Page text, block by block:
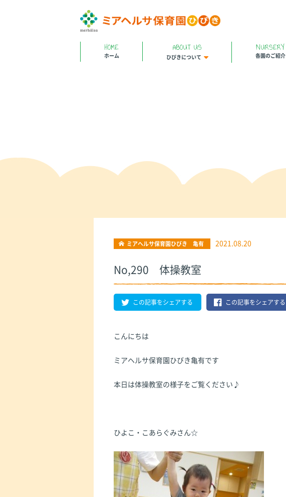
HOME
ホーム
ABOUT US
ひびきについて
NURSERY
各園のご紹介
ミアヘルサ保育園ひびき 亀有 2021.08.20
No,290 体操教室
この記事をシェアする この記事をシェアする
こんにちは
ミアヘルサ保育園ひびき亀有です
本日は体操教室の様子をご覧ください♪
ひよこ・こあらぐみさん☆